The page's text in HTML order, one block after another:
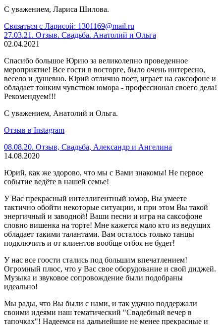
С уважением, Лариса Шилова.
Связаться с Ларисой: 1301169@mail.ru
27.03.21. Отзыв. Свадьба. Анатолий и Ольга
02.04.2021
Спасибо большое Юрию за великолепно проведенное
мероприятие! Все гости в восторге, было очень интересно,
весело и душевно. Юрий отлично поет, играет на саксофоне и
обладает тонким чувством юмора - профессионал своего дела!
Рекомендуем!!!
С уважением, Анатолий и Ольга.
Отзыв в Instagram
08.08.20. Отзыв, Свадьба, Александр и Ангелина
14.08.2020
Юрий, как же здорово, что мы с Вами знакомы! Не первое
событие ведёте в нашей семье!
У Вас прекрасный интеллигентный юмор, Вы умеете
тактично обойти некоторые ситуации, и при этом Вы такой
энергичный и заводной! Ваши песни и игра на саксофоне
словно вишенка на торте! Мне кажется мало кто из ведущих
обладает такими талантами. Вам осталось только танцы
подключить и от клиентов вообще отбоя не будет!
У нас все гоости стались под большим впечатлением!
Огромный плюс, что у Вас свое оборудование и свой диджей.
Музыка и звуковое сопровождение были подобраны
идеально!
Мы рады, что Вы были с нами, и так удачно поддержали
своими идеями наш тематический "Свадебный вечер в
тапочках"! Надеемся на дальнейшие не менее прекрасные и